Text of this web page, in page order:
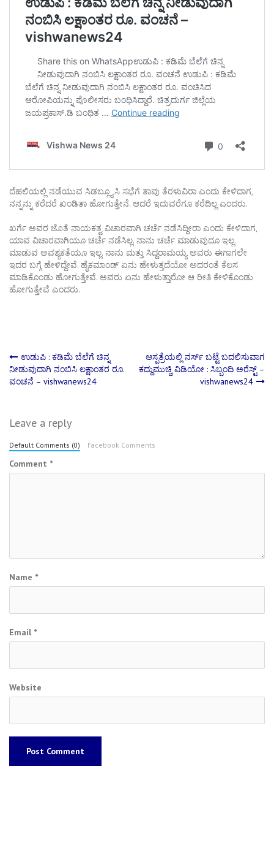
ದೆಹಲಿಯಲ್ಲಿ ನಡೆಯುವ ಸಿಡಬ್ಲ್ಯೂಸಿ ಸಭೆಗೆ ತಾವು ತೆರಳುವಿರಾ ಎಂದು ಕೇಳಿದಾಗ,
ನನ್ನನ್ನು ಕರೆದರೆ ಖಂಡಿತಾ ಹೋಗುತ್ತೇನೆ. ಆದರೆ ಇದುವರೆಗೂ ಕರೆದಿಲ್ಲ ಎಂದರು.
ಖರ್ಗೆ ಅವರ ಜೊತೆ ನಾಯಕತ್ವ ವಿಚಾರವಾಗಿ ಚರ್ಚೆ ನಡೆಸಿದ್ದೀರಾ ಎಂದು ಕೇಳಿದಾಗ,
ಯಾವ ವಿಚಾರವಾಗಿಯೂ ಚರ್ಚೆ ನಡೆಸಿಲ್ಲ. ನಾನು ಚರ್ಚೆ ಮಾಡುವುದೂ ಇಲ್ಲ.
ಮಾಡುವ ಅವಶ್ಯಕತೆಯೂ ಇಲ್ಲ. ನಾನು ಮತ್ತು ಸಿದ್ದರಾಮಯ್ಯ ಅವರು ಈಗಾಗಲೇ
ಇದರ ಬಗ್ಗೆ ಹೇಳಿದ್ದೇವೆ. ಹೈಕಮಾಂಡ್ ಏನು ಹೇಳುತ್ತದೆಯೋ ಅದರಂತೆ ಕೆಲಸ
ಮಾಡಿಕೊಂಡು ಹೋಗುತ್ತೇವೆ. ಅವರು ಏನು ಹೇಳುತ್ತಾರೋ ಆ ರೀತಿ ಕೇಳಿಕೊಂಡು
ಹೋಗುತ್ತೇವೆ ಎಂದರು.
Post
navigation
ಉಡುಪಿ : ಕಡಿಮೆ ಬೆಲೆಗೆ ಚಿನ್ನ
ನೀಡುವುದಾಗಿ ನಂಬಿಸಿ ಲಕ್ಷಾಂತರ ರೂ.
ವಂಚನೆ – vishwanews24
ಆಸ್ಪತ್ರೆಯಲ್ಲಿ ನರ್ಸ್ ಬಟ್ಟೆ ಬದಲಿಸುವಾಗ
ಕದ್ದುಮುಚ್ಚಿ ವಿಡಿಯೋ : ಸಿಬ್ಬಂದಿ ಅರೆಸ್ಟ್ –
vishwanews24
Leave a reply
Default Comments (0) Facebook Comments
Comment *
Name *
Email *
Website